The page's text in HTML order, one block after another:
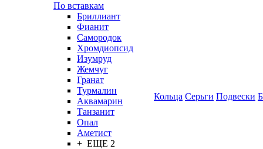
По вставкам
Бриллиант
Фианит
Самородок
Хромдиопсид
Изумруд
Жемчуг
Гранат
Турмалин
Аквамарин
Танзанит
Опал
Аметист
+ ЕЩЕ 2
Кольца Серьги Подвески